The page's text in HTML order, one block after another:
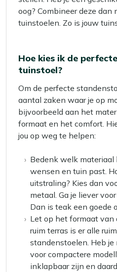
oog? Combineer deze dan
tuinstoelen. Zo is jouw
Hoe kies ik de
tuinstoel?
Om de perfecte
aantal zaken waar je op
bijvoorbeeld aan het
formaat en het comfort.
jou op weg te helpen:
Bedenk welk
wensen en tuin past.
uitstraling? Kies dan
metaal. Ga je liever
Dan is teak een goede
Let op het formaat van
ruim terras is er alle
standenstoelen. Heb je
voor compactere
inklapbaar zijn en